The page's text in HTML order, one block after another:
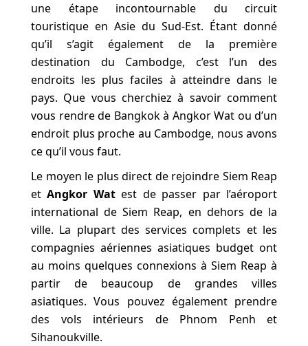
une étape incontournable du circuit
touristique en Asie du Sud-Est. Étant donné
qu’il s’agit également de la première
destination du Cambodge, c’est l’un des
endroits les plus faciles à atteindre dans le
pays. Que vous cherchiez à savoir comment
vous rendre de Bangkok à Angkor Wat ou d’un
endroit plus proche au Cambodge, nous avons
ce qu’il vous faut.
Le moyen le plus direct de rejoindre Siem Reap
etAngkor Watest de passer par l’aéroport
international de Siem Reap, en dehors de la
ville. La plupart des services complets et les
compagnies aériennes asiatiques budget ont
au moins quelques connexions à Siem Reap à
partir de beaucoup de grandes villes
asiatiques. Vous pouvez également prendre
des vols intérieurs de Phnom Penh et
Sihanoukville.